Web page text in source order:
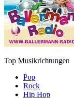
Top Musikrichtungen
Pop
Rock
Hip Hop